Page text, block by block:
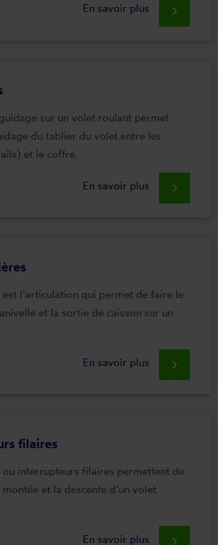
En savoir plus keyboard_arrow_right
sur un volet roulant permet
du tablier du volet entre les
et le coffre.
En savoir plus keyboard_arrow_right
l’articulation qui permet de faire le
et la sortie de caisson sur un
En savoir plus keyboard_arrow_right
filaires
ou interrupteurs filaires permettent de
et la descente d’un volet
En savoir plus